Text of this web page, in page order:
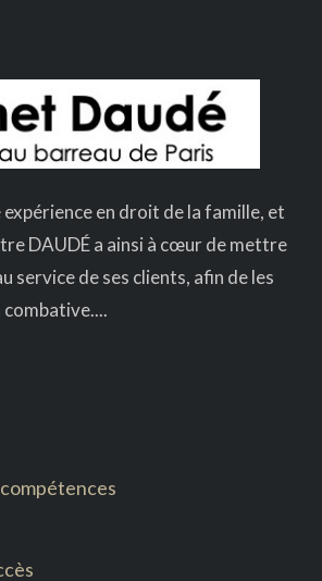
en droit de la famille, et
DAUDÉ a ainsi à cœur de mettre
service de ses clients, afin de les